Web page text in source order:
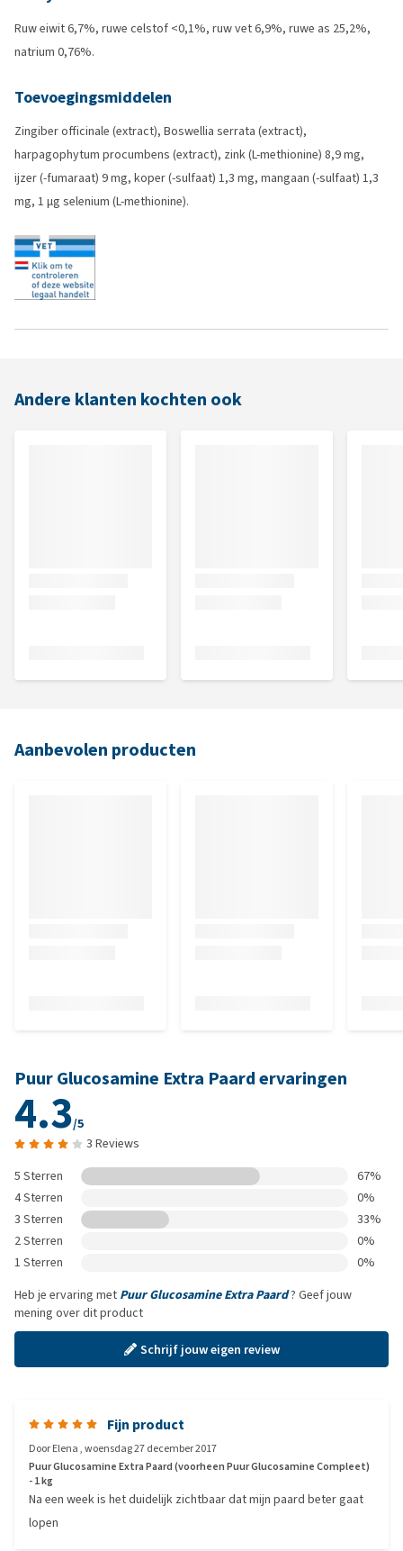
Ruw eiwit 6,7%, ruwe celstof <0,1%, ruw vet 6,9%, ruwe as 25,2%,
natrium 0,76%.
Toevoegingsmiddelen
Zingiber officinale (extract), Boswellia serrata (extract),
harpagophytum procumbens (extract), zink (L-methionine) 8,9 mg,
ijzer (-fumaraat) 9 mg, koper (-sulfaat) 1,3 mg, mangaan (-sulfaat) 1,3
mg, 1 µg selenium (L-methionine).
Andere klanten kochten ook
Aanbevolen producten
Puur Glucosamine Extra Paard ervaringen
4.3/5
3 Reviews
5 Sterren
67%
4 Sterren
0%
3 Sterren
33%
2 Sterren
0%
1 Sterren
0%
Heb je ervaring met Puur Glucosamine Extra Paard? Geef jouw
mening over dit product
Schrijf jouw eigen review
Fijn product
DoorElena,woensdag 27 december 2017
Puur Glucosamine Extra Paard (voorheen Puur Glucosamine Compleet)
- 1 kg
Na een week is het duidelijk zichtbaar dat mijn paard beter gaat
lopen